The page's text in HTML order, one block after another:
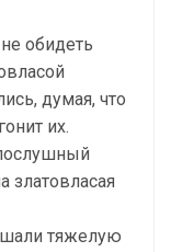
обидеть
думая, что
их.
златовласая
тяжелую